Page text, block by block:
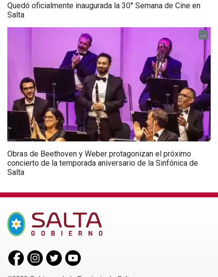
Quedó oficialmente inaugurada la 30° Semana de Cine en
Salta
...
Obras de Beethoven y Weber protagonizan el próximo
concierto de la temporada aniversario de la Sinfónica de
Salta